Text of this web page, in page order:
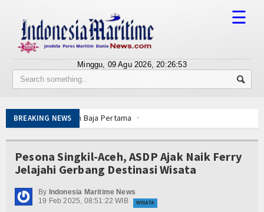
Tentang Kami
Berita
BUMN
Editorial
☰
Minggu, 09 Agu 2026,20:26:53
BREAKING NEWS
Baja Pertama
RI, Panglima TNI dan Kepala Staf Angkatan
Laut Dabo Singkep
Santuni Anak Yatim
Merah Putih
Pesona Singkil-Aceh, ASDP Ajak Naik Ferry
Jelajahi Gerbang Destinasi Wisata
By Indonesia Maritime News
19 Feb 2025, 08:51:22 WIB
WISATA